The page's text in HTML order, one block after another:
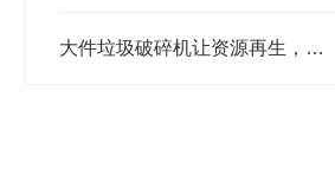
大件垃圾破碎机让资源再生，并消除污染